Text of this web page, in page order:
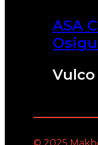
ASA
Vulco